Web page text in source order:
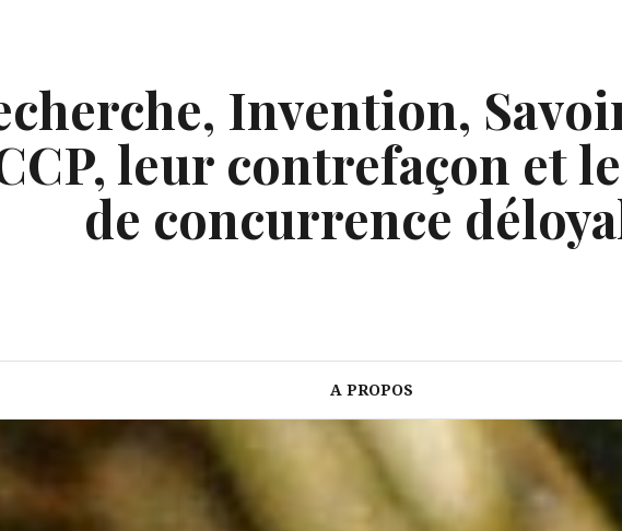
Invention,
leur contrefaçon et
de concurrence
A PROPOS